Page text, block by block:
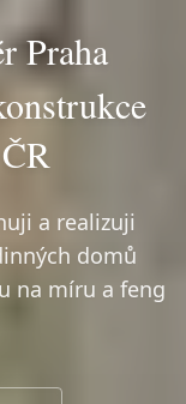
Praha
a realizuji
domů
na míru a feng